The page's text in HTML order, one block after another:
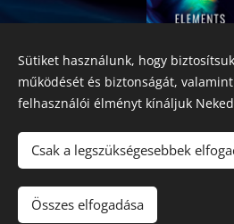
Lapozz bele
2026 Fine Arts Capital művészeti
Az oldalt a
Sütiket használunk, hogy
működését és biztonságát,
felhasználói élményt kínáljuk
Csak a legszükségesebbek
Összes elfogadása